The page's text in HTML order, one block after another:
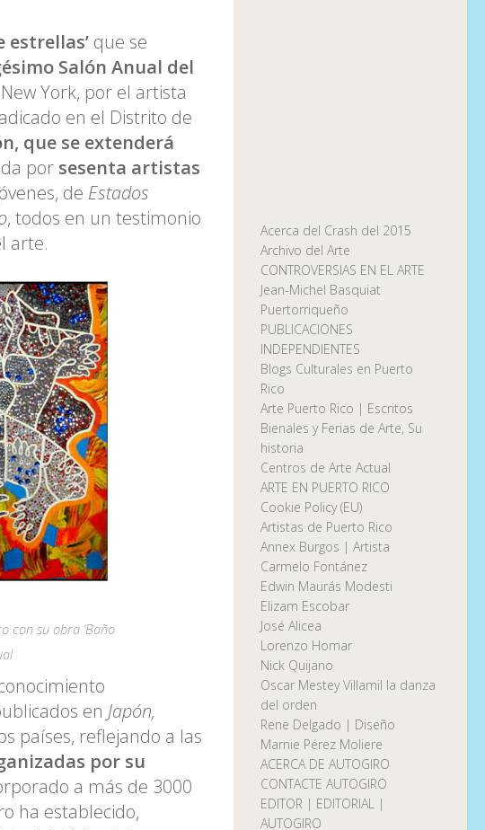
estrellas’ que se
Salón Anual del
York, por el artista
en el Distrito de
que se extenderá
por sesenta artistas
de Estados
, todos en un testimonio
arte.
con su obra ‘Baño
en Japón,
países, reflejando a las
por su
a más de 3000
ha establecido,
Acerca del Crash del 2015
Archivo del Arte
CONTROVERSIAS EN EL ARTE
Jean-Michel Basquiat
Puertorriqueño
PUBLICACIONES
INDEPENDIENTES
Blogs Culturales en Puerto
Rico
Arte Puerto Rico | Escritos
Bienales y Ferias de Arte, Su
historia
Centros de Arte Actual
ARTE EN PUERTO RICO
Cookie Policy (EU)
Artistas de Puerto Rico
Annex Burgos | Artista
Carmelo Fontánez
Edwin Maurás Modesti
Elizam Escobar
José Alicea
Lorenzo Homar
Nick Quijano
Oscar Mestey Villamil la danza
del orden
Rene Delgado | Diseño
Marnie Pérez Moliere
ACERCA DE AUTOGIRO
CONTACTE AUTOGIRO
EDITOR | EDITORIAL |
AUTOGIRO